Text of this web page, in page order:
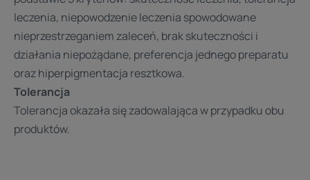
leczenia, niepowodzenie leczenia spowodowane
nieprzestrzeganiem zaleceń, brak skuteczności i
działania niepożądane, preferencja jednego preparatu
oraz hiperpigmentacja resztkowa.
Tolerancja
Tolerancja okazała się zadowalająca w przypadku obu
produktów.